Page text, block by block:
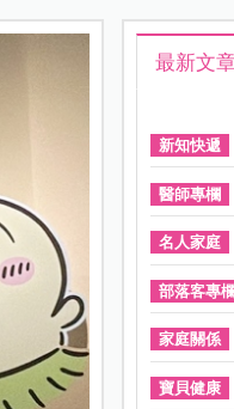
最新文
新知快遞
醫師專欄
名人家庭
部落客專欄
家庭關係
寶貝健康